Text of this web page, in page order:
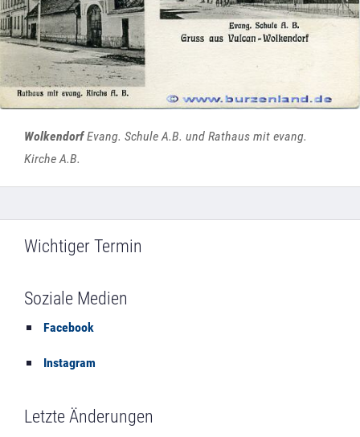
WolkendorfEvang. Schule A.B. und Rathaus mit evang.
Kirche A.B.
Wichtiger Termin
Soziale Medien
Facebook
Instagram
Letzte Änderungen